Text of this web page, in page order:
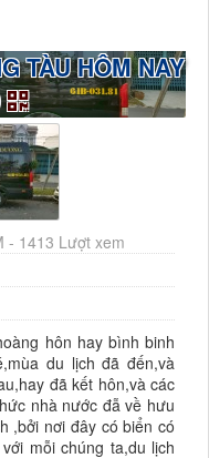
TÀU HÔM NAY
- 1413 Lượt xem
hôn hay bình binh
du lịch đã đến,và
đã kết hôn,và các
nhà nước đẫ về hưu
,bởi nơi đây có biển có
mỗi chúng ta,du lịch